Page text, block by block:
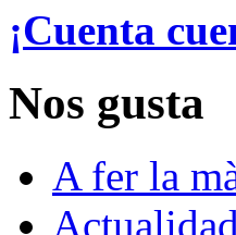
¡Cuenta
Nos gusta
A fer la